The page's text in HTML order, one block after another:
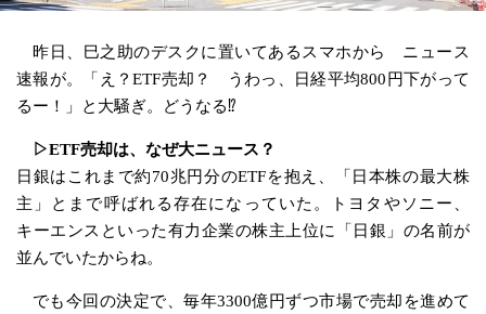
昨日、巳之助のデスクに置いてあるスマホから ニュース
速報が。「え？ETF売却？ うわっ、日経平均800円下がって
るー！」と大騒ぎ。どうなる⁉︎
▷ETF売却は、なぜ大ニュース？
日銀はこれまで約70兆円分のETFを抱え、「日本株の最大株
主」とまで呼ばれる存在になっていた。トヨタやソニー、
キーエンスといった有力企業の株主上位に「日銀」の名前が
並んでいたからね。
でも今回の決定で、毎年3300億円ずつ市場で売却を進めて